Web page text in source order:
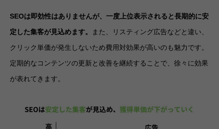
SEOは即効性はありませんが、一度上位表示されると長期的に安
定した集客が見込めます。
また、リスティング広告などと違い、
クリック単価が発生しないため費用対効果が高いのも魅力です。
定期的なコンテンツの更新と改善を継続することで、徐々に効果
が表れてきます。